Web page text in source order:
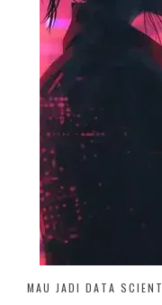
MAU JADI DATA